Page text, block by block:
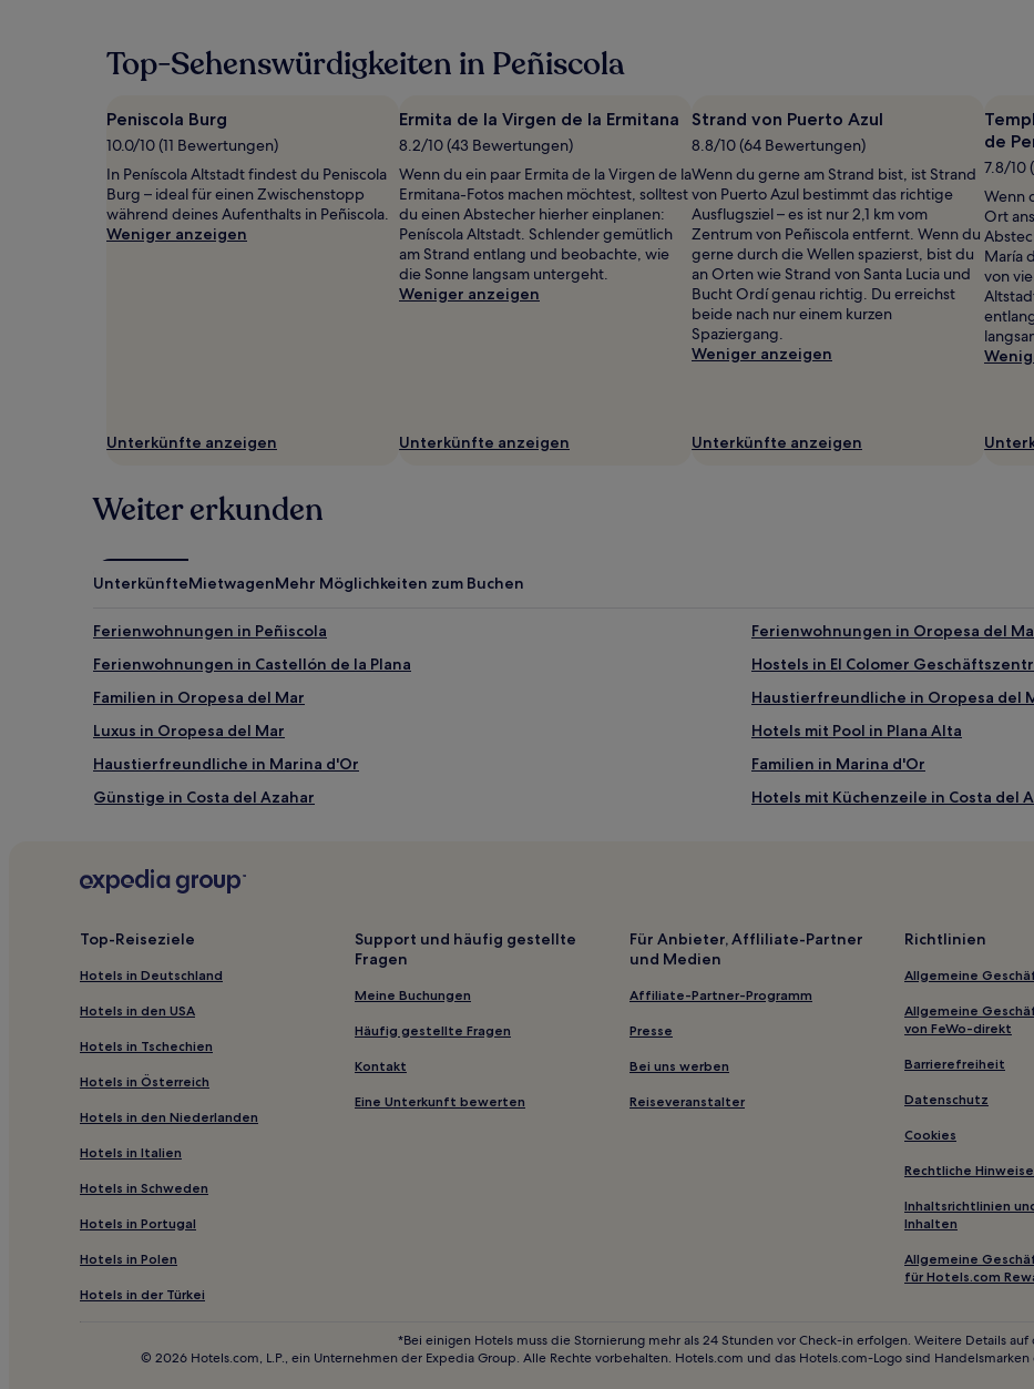
letzten
24 Stunden
einen
Aufenthalt
mit
1 Übernachtung
von
2 Erwachsenen
gefunden
zusätzliche
Top-Sehenswürdigkeiten in Peñiscola
Peniscola Burg
10.0/10 (11 Bewertungen)
In Peníscola Altstadt findest du Peniscola
Burg – ideal für einen Zwischenstopp
während deines Aufenthalts in Peñiscola.
Weniger anzeigen
Unterkünfte anzeigen
Ermita de la Virgen de la Ermitana
8.2/10 (43 Bewertungen)
Wenn du ein paar Ermita de la Virgen de la
Ermitana-Fotos machen möchtest, solltest
du einen Abstecher hierher einplanen:
Peníscola Altstadt. Schlender gemütlich
am Strand entlang und beobachte, wie
die Sonne langsam untergeht.
Weniger anzeigen
Unterkünfte anzeigen
Strand von Puerto Azul
8.8/10 (64 Bewertungen)
Wenn du gerne am Strand bist, ist Strand
von Puerto Azul bestimmt das richtige
Ausflugsziel – es ist nur 2,1 km vom
Zentrum von Peñiscola entfernt. Wenn du
gerne durch die Wellen spazierst, bist du
an Orten wie Strand von Santa Lucia und
Bucht Ordí genau richtig. Du erreichst
beide nach nur einem kurzen
Spaziergang.
Weniger anzeigen
Unterkünfte anzeigen
de
7.8/10
Wenn
Ort
María
von
Weiter erkunden
UnterkünfteMietwagenMehr Möglichkeiten zum Buchen
Ferienwohnungen in Peñiscola
Ferienwohnungen in Oropesa del
Ferienwohnungen in Castellón de la Plana
Hostels in El Colomer
Familien in Oropesa del Mar
Haustierfreundliche in Oropesa del
Luxus in Oropesa del Mar
Hotels mit Pool in Plana Alta
Haustierfreundliche in Marina d'Or
Familien in Marina d'Or
Günstige in Costa del Azahar
Hotels mit Küchenzeile in Costa del
Haustierfreundliche in Benicàssim
Familien in Peñiscola
Hotels mit Pool in Peñiscola
Haustierfreundliche in Castelló de la
Hotels mit Fitnessbereich in Castelló de la Plana
Familien in Castelló de la Plana
Haustierfreundliche in Vinaròs
Haustierfreundliche in Castellón de la Plana
Hotels mit Parkplatz in Castellón de la
Strand in Castellón de la Plana
Hotels mit Pool in Castellón de la Plana
Business in Castellón de la Plana
Hotels mit Küchenzeile in Castellón
Figueroles Hotels
Torrechiva Hotels
Camp de Morvedre: Hotels
Hotels nahe Playa Masbó
Hotels nahe Penyagolosa
Hotels nahe Palmenwüsten-Naturpark-Interpretationszentrum
Hotels nahe Strand von Puig
Top-Reiseziele
Hotels in Deutschland
Hotels in den USA
Hotels in Tschechien
Hotels in Österreich
Hotels in den Niederlanden
Hotels in Italien
Hotels in Schweden
Hotels in Portugal
Hotels in Polen
Hotels in der Türkei
Support und häufig gestellte
Fragen
Meine Buchungen
Häufig gestellte Fragen
Kontakt
Eine Unterkunft bewerten
Für Anbieter, Affliliate-Partner
und Medien
Affiliate-Partner-Programm
Presse
Bei uns werben
Reiseveranstalter
Richtlinien
Allgemeine
Allgemeine
von FeWo-direkt
Barrierefreiheit
Datenschutz
Cookies
Rechtliche
Inhaltsrichtlinien
Inhalten
Allgemeine
für Hotels.com
*Bei einigen Hotels muss die Stornierung mehr als 24 Stunden vor Check-in erfolgen. Weitere Details auf
© 2026 Hotels.com, L.P., ein Unternehmen der Expedia Group. Alle Rechte vorbehalten. Hotels.com und das Hotels.com-Logo sind